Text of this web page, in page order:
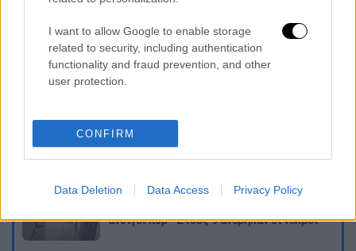
I want to allow Google to enable storage
related to security, including authentication
functionality and fraud prevention, and other
user protection.
CONFIRM
Data Deletion Data Access Privacy Policy
πληθυσμού στη Γάζα», προειδοποίησε επίσης
Αντόνιο Γκουτέρες.
Συνελήφθησαν δύο μέλη μαφίας στο
Παλαιό Φάληρο - Οι εκβιασμοί, οι
Βίντεο-σοκ από το μακελειό σε σχολείο
ανοίγει πυρ - Στους 9 ανέβηκαν οι νεκροί